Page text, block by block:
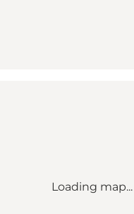
Loading map...